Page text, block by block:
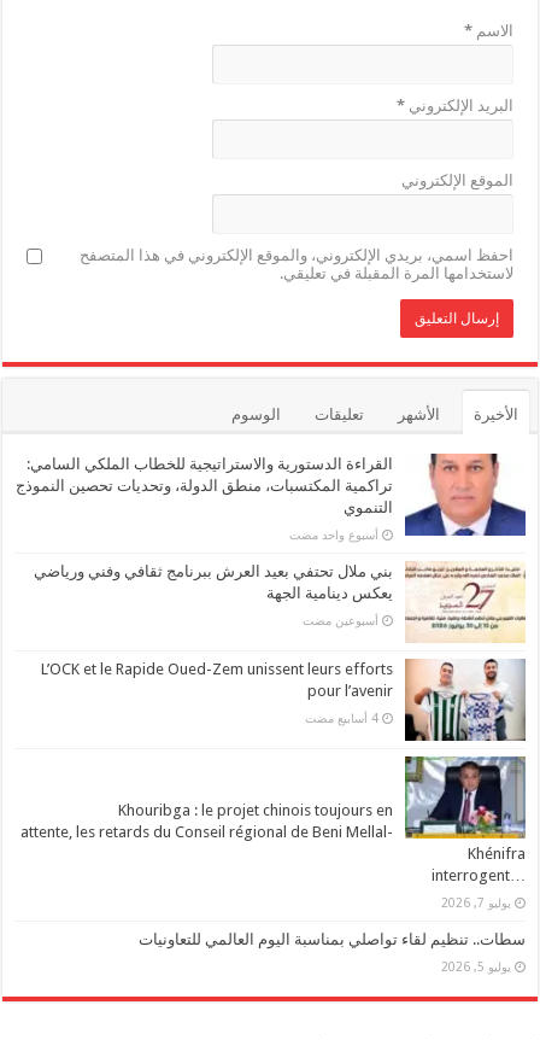
الاسم*
البريد الإلكتروني *
الموقع الإلكتروني
احفظ اسمي، بريدي الإلكتروني، والموقع الإلكتروني في هذا المتصفح
لاستخدامها المرة المقبلة في تعليقي.
الأخيرة الأشهر تعليقات الوسوم
القراءة الدستورية والاستراتيجية للخطاب الملكي السامي:
تراكمية المكتسبات، منطق الدولة، وتحديات تحصين النموذج
التنموي
‏أسبوع واحد مضت
بني ملال تحتفي بعيد العرش ببرنامج ثقافي وفني ورياضي
يعكس دينامية الجهة
‏أسبوعين مضت
L’OCK et le Rapide Oued-Zem unissent leurs efforts
pour l’avenir
‏4 أسابيع مضت
Khouribga : le projet chinois toujours en
attente, les retards du Conseil régional de Beni Mellal-
Khénifra
يوليو 7, 2026
سطات.. تنظيم لقاء تواصلي بمناسبة اليوم العالمي للتعاونيات
يوليو 5, 2026